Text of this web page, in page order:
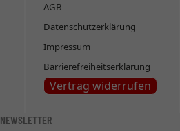
AGB
Datenschutzerklärung
Impressum
Barrierefreiheitserklärung
Vertrag widerrufen
NEWSLETTER